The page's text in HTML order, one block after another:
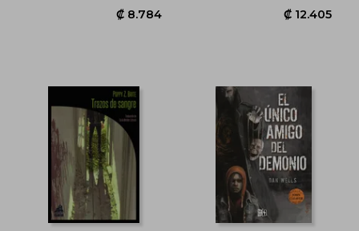
₡ 16.171